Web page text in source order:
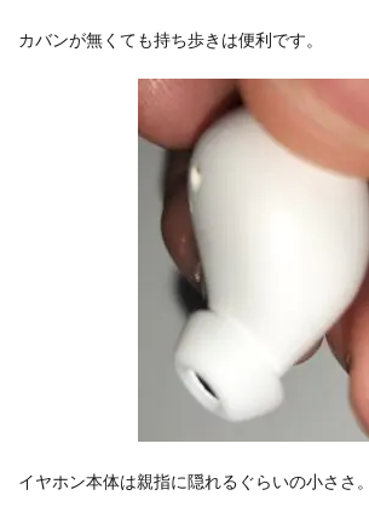
カバンが無くても持ち歩きは便利です。
イヤホン本体は親指に隠れるぐらいの小ささ。